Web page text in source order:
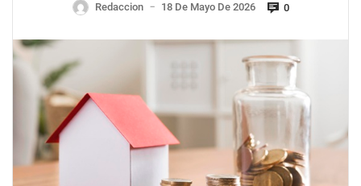
Redaccion — 18 De Mayo De 2026 0